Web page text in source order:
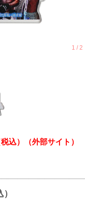
込）（外部サイト）